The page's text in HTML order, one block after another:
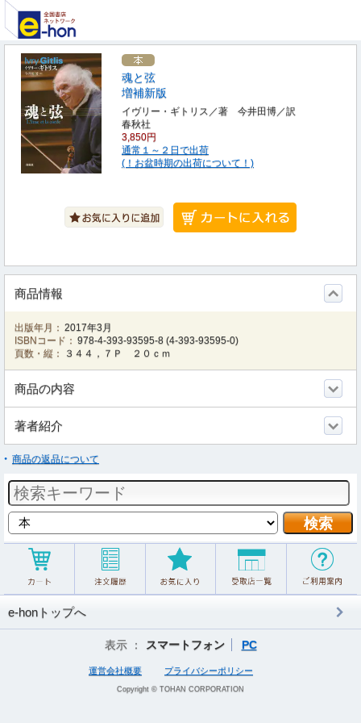
魂と弦
増補新版
イヴリー・ギトリス／著 今井田博／訳
春秋社
3,850円
通常１～２日で出荷
(！お盆時期の出荷について！)
商品情報
出版年月： 2017年3月
ISBNコード： 978-4-393-93595-8 (4-393-93595-0)
頁数・縦：
３４４，７Ｐ ２０ｃｍ
商品の内容
著者紹介
商品の返品について
e-honトップへ
表示 ： スマートフォン PC
運営会社概要 プライバシーポリシー
Copyright © TOHAN CORPORATION